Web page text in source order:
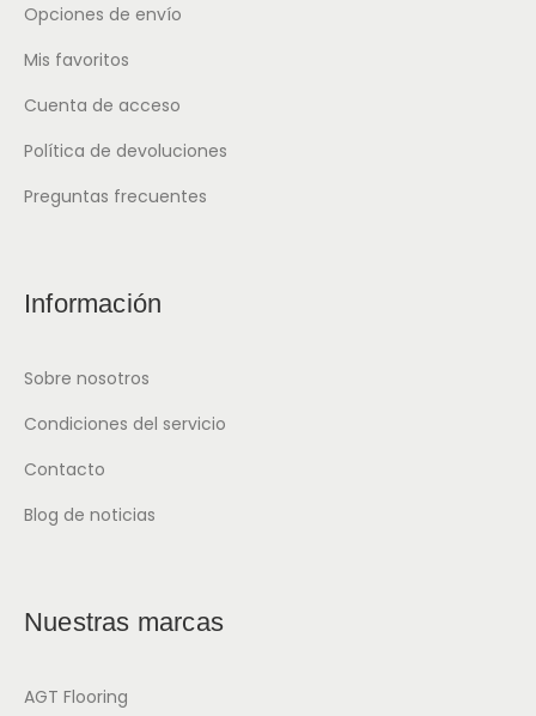
Opciones de envío
Mis favoritos
Cuenta de acceso
Política de devoluciones
Preguntas frecuentes
Información
Sobre nosotros
Condiciones del servicio
Contacto
Blog de noticias
Nuestras marcas
AGT Flooring